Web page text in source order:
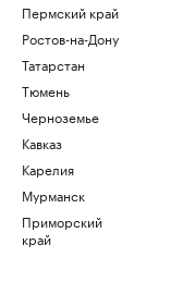
Пермский край
Ростов-на-Дону
Татарстан
Тюмень
Черноземье
Кавказ
Карелия
Мурманск
Приморский
край